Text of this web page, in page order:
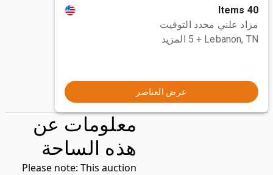
40 Items
مزاد علني محدد التوقيت
Lebanon, TN + 5 المزيد
عرض العناصر
معلومات عن
هذه الساحة
Please note: This auction